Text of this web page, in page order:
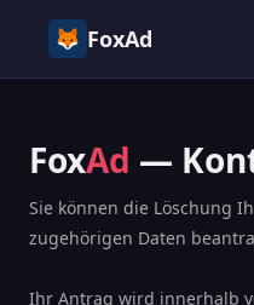
FoxAd
FoxAd —
Sie können die Löschung
zugehörigen Daten
Ihr Antrag wird innerhalb